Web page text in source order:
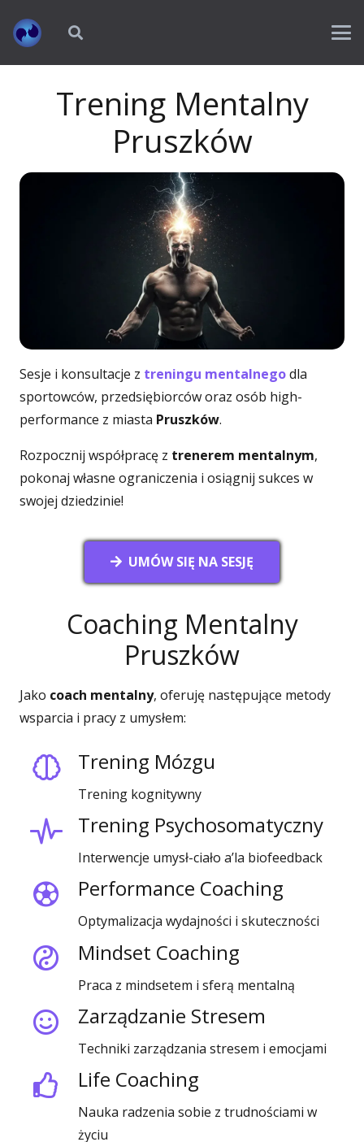
Trening Mentalny
Pruszków
Sesje i konsultacje z treningu mentalnegodla
sportowców, przedsiębiorców oraz osób high-
performance z miasta Pruszków.
Rozpocznij współpracę z trenerem mentalnym,
pokonaj własne ograniczenia i osiągnij sukces w
swojej dziedzinie!
UMÓW SIĘ NA SESJĘ
Coaching Mentalny
Pruszków
Jako coach mentalny, oferuję następujące metody
wsparcia i pracy z umysłem:
Trening Mózgu
Trening kognitywny
Trening Psychosomatyczny
Interwencje umysł-ciało a’la biofeedback
Performance Coaching
Optymalizacja wydajności i skuteczności
Mindset Coaching
Praca z mindsetem i sferą mentalną
Zarządzanie Stresem
Techniki zarządzania stresem i emocjami
Life Coaching
Nauka radzenia sobie z trudnościami w
życiu